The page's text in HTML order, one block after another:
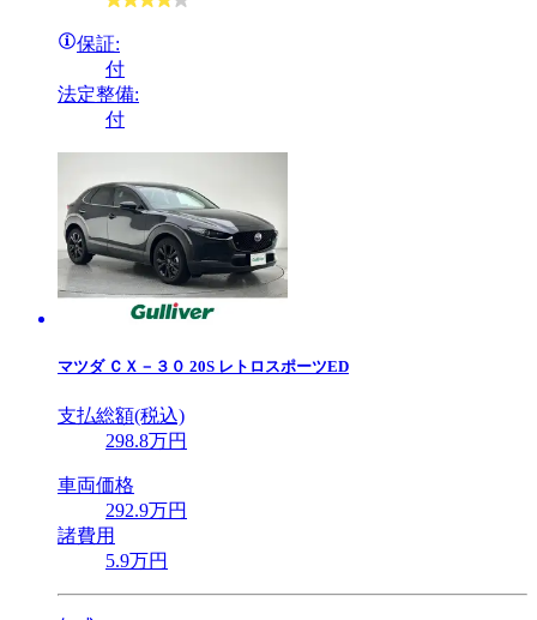
保証:
付
法定整備:
付
マツダ ＣＸ－３０ 20S レトロスポーツED
支払総額(税込)
298.8万円
車両価格
292.9万円
諸費用
5.9万円